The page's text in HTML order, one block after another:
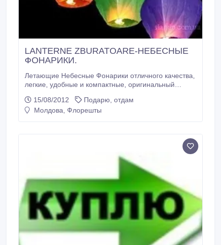
LANTERNE ZBURATOARE-НЕБЕСНЫЕ
ФОНАРИКИ.
Летающие Небесные Фонарики отличного качества,
легкие, удобные и компактные, оригинальный
украсят День рождения, Свадьбу, Детские
праздники. А также они идеально подходят для
15/08/2012
Подарю, отдам
Молдова, Флорешты